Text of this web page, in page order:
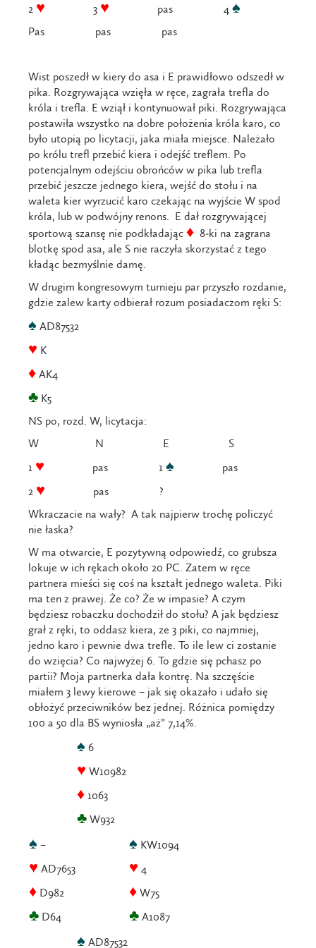
2 ♥ 3 ♥ pas 4 ♠
Pas pas pas
Wist poszedł w kiery do asa i E prawidłowo odszedł w
pika. Rozgrywająca wzięła w ręce, zagrała trefla do
króla i trefla. E wziął i kontynuował piki. Rozgrywająca
postawiła wszystko na dobre położenia króla karo, co
było utopią po licytacji, jaka miała miejsce. Należało
po królu trefl przebić kiera i odejść treflem. Po
potencjalnym odejściu obrońców w pika lub trefla
przebić jeszcze jednego kiera, wejść do stołu i na
waleta kier wyrzucić karo czekając na wyjście W spod
króla, lub w podwójny renons. E dał rozgrywającej
sportową szansę nie podkładając ♦ 8-ki na zagrana
blotkę spod asa, ale S nie raczyła skorzystać z tego
kładąc bezmyślnie damę.
W drugim kongresowym turnieju par przyszło rozdanie,
gdzie zalew karty odbierał rozum posiadaczom ręki S:
♠ AD87532
♥ K
♦ AK4
♣ K5
NS po, rozd. W, licytacja:
W N E S
1 ♥ pas 1 ♠ pas
2 ♥ pas ?
Wkraczacie na wały? A tak najpierw trochę policzyć
nie łaska?
W ma otwarcie, E pozytywną odpowiedź, co grubsza
lokuje w ich rękach około 20 PC. Zatem w ręce
partnera mieści się coś na kształt jednego waleta. Piki
ma ten z prawej. Że co? Że w impasie? A czym
będziesz robaczku dochodził do stołu? A jak będziesz
grał z ręki, to oddasz kiera, ze 3 piki, co najmniej,
jedno karo i pewnie dwa trefle. To ile lew ci zostanie
do wzięcia? Co najwyżej 6. To gdzie się pchasz po
partii? Moja partnerka dała kontrę. Na szczęście
miałem 3 lewy kierowe – jak się okazało i udało się
obłożyć przeciwników bez jednej. Różnica pomiędzy
100 a 50 dla BS wyniosła „aż” 7,14%.
♠ 6
♥ W10982
♦ 1063
♣ W932
♠ –
♥ AD7653
♦ D982
♣ D64
♠ KW1094
♥ 4
♦ W75
♣ A1087
♠ AD87532